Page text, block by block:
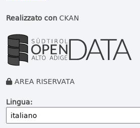
Realizzato conCKAN
AREA RISERVATA
Lingua